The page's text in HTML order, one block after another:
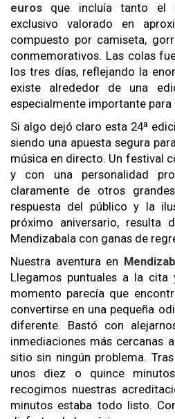
euros que incluía tanto el
exclusivo valorado en
compuesto por camiseta,
conmemorativos. Las colas
los tres días, reflejando la
existe alrededor de una
especialmente importante
Si algo dejó claro esta 24ª
siendo una apuesta segura
música en directo. Un festival
y con una personalidad
claramente de otros
respuesta del público y la
próximo aniversario, resulta
Mendizabala con ganas de
Nuestra aventura en
Llegamos puntuales a la cita
momento parecía que
convertirse en una pequeña
diferente. Bastó con
inmediaciones más cercanas
sitio sin ningún problema.
unos diez o quince
recogimos nuestras
minutos estaba todo listo.